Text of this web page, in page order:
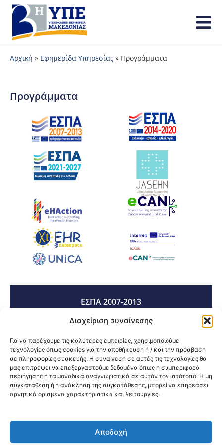
Διαχείριση συναίνεσης
Για να παρέχουμε τις καλύτερες εμπειρίες, χρησιμοποιούμε
τεχνολογίες όπως cookies για την αποθήκευση ή / και την πρόσβαση
σε πληροφορίες συσκευής. Η συναίνεση σε αυτές τις τεχνολογίες θα
μας επιτρέψει να επεξεργαστούμε δεδομένα όπως η συμπεριφορά
περιήγησης ή τα μοναδικά αναγνωριστικά σε αυτόν τον ιστότοπο. Η μη
συγκατάθεση ή η ανάκληση της συγκατάθεσης, μπορεί να επηρεάσει
αρνητικά ορισμένα χαρακτηριστικά και λειτουργίες.
Αποδοχή
Αρχική » Εφημερίδα Υπηρεσίας » Προγράμματα
Προγράμματα
ΕΣΠΑ 2007-2013
ΕΣΠΑ 2014-2020
ΕΣΠΑ 2021-2027
@2026 3ype.gr All rights reserved